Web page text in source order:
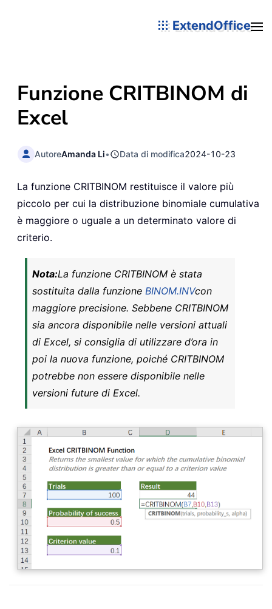
ExtendOffice
Funzione CRITBINOM di
Excel
AutoreAmanda Li• Data di modifica2024-10-23
La funzione CRITBINOM restituisce il valore più
piccolo per cui la distribuzione binomiale cumulativa
è maggiore o uguale a un determinato valore di
criterio.
Nota:La funzione CRITBINOM è stata
sostituita dalla funzione BINOM.INVcon
maggiore precisione. Sebbene CRITBINOM
sia ancora disponibile nelle versioni attuali
di Excel, si consiglia di utilizzare d’ora in
poi la nuova funzione, poiché CRITBINOM
potrebbe non essere disponibile nelle
versioni future di Excel.